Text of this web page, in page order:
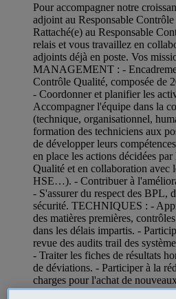
Pour accompagner notre
adjoint au Responsable
Rattaché(e) au Responsable
relais et vous travaillez en
adjoints déjà en poste. Vos
MANAGEMENT : -
Contrôle Qualité, composée de
- Coordonner et planifier les
Accompagner l'équipe dans la
(technique, organisationnel,
formation des techniciens aux
de développer leurs
en place les actions décidées
Qualité et en collaboration avec
HSE…). - Contribuer à
- S'assurer du respect des BPL,
sécurité. TECHNIQUES : -
des matières premières,
dans les délais impartis. -
revue des audits trail des
- Traiter les fiches de résultats
de déviations. - Participer à la
charges pour l'achat de
Commander, planifier et